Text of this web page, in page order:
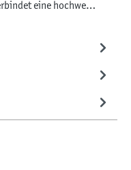
eine hochwe…